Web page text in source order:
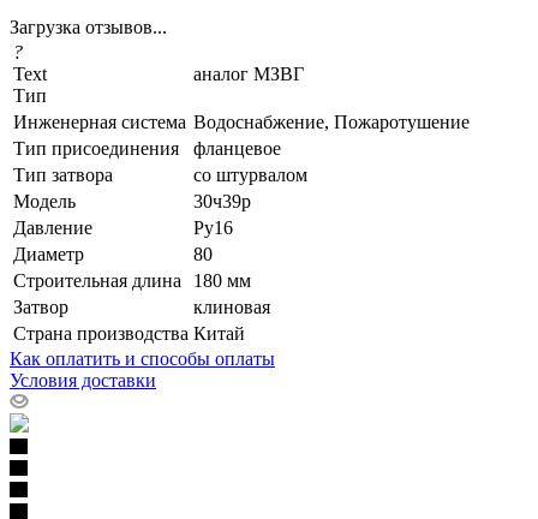
Загрузка отзывов...
?
Text
Тип
аналог МЗВГ
Инженерная система Водоснабжение, Пожаротушение
Тип присоединения
фланцевое
Тип затвора
со штурвалом
Модель
30ч39р
Давление
Ру16
Диаметр
80
Строительная длина
180 мм
Затвор
клиновая
Страна производства Китай
Как оплатить и способы оплаты
Условия доставки